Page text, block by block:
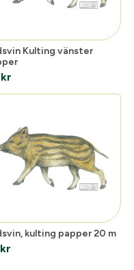
Kulting vänster
kr
kulting papper 20 m
kr
utcheckning,
och sparade